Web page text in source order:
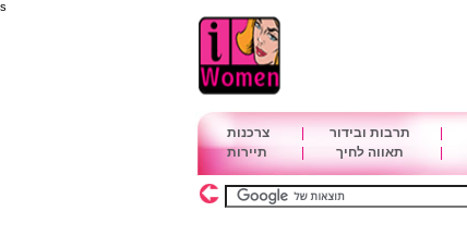
s
תרבות ובידור
צרכנות
תאווה לחיך תיירות